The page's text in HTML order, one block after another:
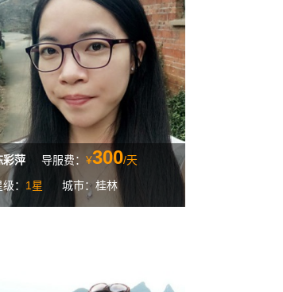
彩萍 导服费： ¥300/天
： 1星 城市：桂林